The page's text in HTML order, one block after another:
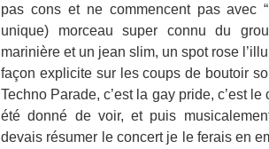
pas cons et ne commencent pas avec
unique) morceau super connu du
marinière et un jean slim, un spot rose
façon explicite sur les coups de boutoir
Techno Parade, c’est la gay pride, c’est le
été donné de voir, et puis
devais résumer le concert je le ferais en